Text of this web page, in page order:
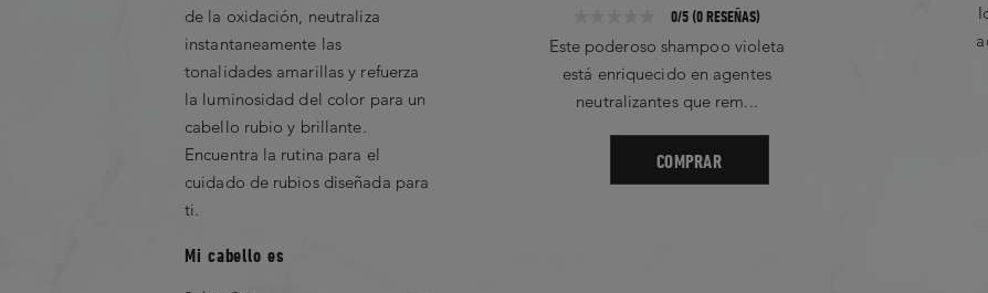
de la oxidación, neutraliza
instantaneamente las
tonalidades amarillas y refuerza
la luminosidad del color para un
cabello rubio y brillante.
Encuentra la rutina para el
cuidado de rubios diseñada para
ti.
Mi cabello es
0/5 (0 RESEÑAS)
Este poderoso shampoo violeta
está enriquecido en agentes
neutralizantes que rem...
COMPRAR